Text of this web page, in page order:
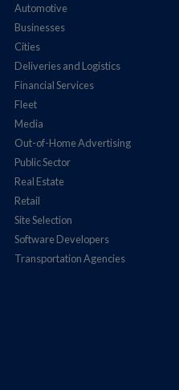
Automotive
Businesses
Cities
Deliveries and Logistics
Financial Services
Fleet
Media
Out-of-Home Advertising
Public Sector
Real Estate
Retail
Site Selection
Software Developers
Transportation Agencies